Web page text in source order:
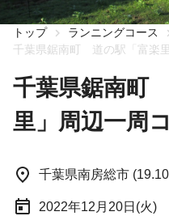
トップ ランニングコース
千葉県鋸南町 道の駅「富楽
千葉県鋸南町
里」周辺一周
千葉県南房総市
2022年12月20日(火)